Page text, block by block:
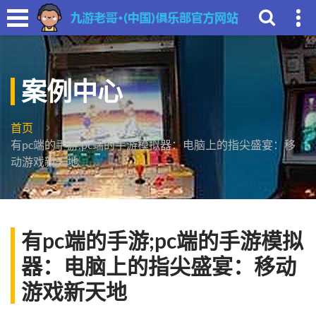
案例中心
首页
有pc端的手游;pc端的手游模拟器：电脑上的指尖盛宴：移
动游戏新天地
有pc端的手游;pc端的手游模拟
器：电脑上的指尖盛宴：移动
游戏新天地